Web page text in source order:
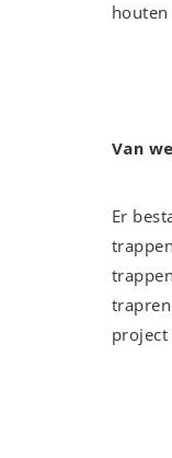
Van
Er
project